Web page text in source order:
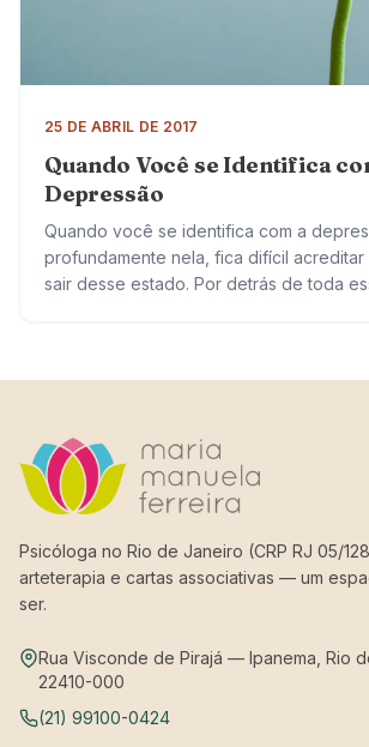
25 DE ABRIL DE 2017
Quando Você se Identifica
Depressão
Quando você se identifica com a
profundamente nela, fica difícil
sair desse estado. Por detrás de toda
Psicóloga no Rio de Janeiro (CRP RJ 05/
arteterapia e cartas associativas — um
ser.
Rua Visconde de Pirajá — Ipanema, Rio
22410-000
(21) 99100-0424